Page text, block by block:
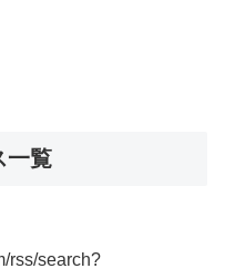
一覧
rss/search?